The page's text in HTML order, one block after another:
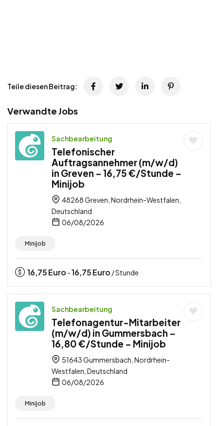
Teile diesen Beitrag:
Verwandte Jobs
Sachbearbeitung
Telefonischer
Auftragsannehmer (m/w/d)
in Greven – 16,75 €/Stunde –
Minijob
48268 Greven, Nordrhein-Westfalen,
Deutschland
06/08/2026
Minijob
16,75Euro -16,75Euro / Stunde
Sachbearbeitung
Telefonagentur-Mitarbeiter
(m/w/d) in Gummersbach –
16,80 €/Stunde – Minijob
51643 Gummersbach, Nordrhein-
Westfalen, Deutschland
06/08/2026
Minijob